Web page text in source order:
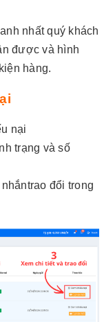
nhất quý khách
được và hình
hàng.
nại
trạng và số
đổi trong